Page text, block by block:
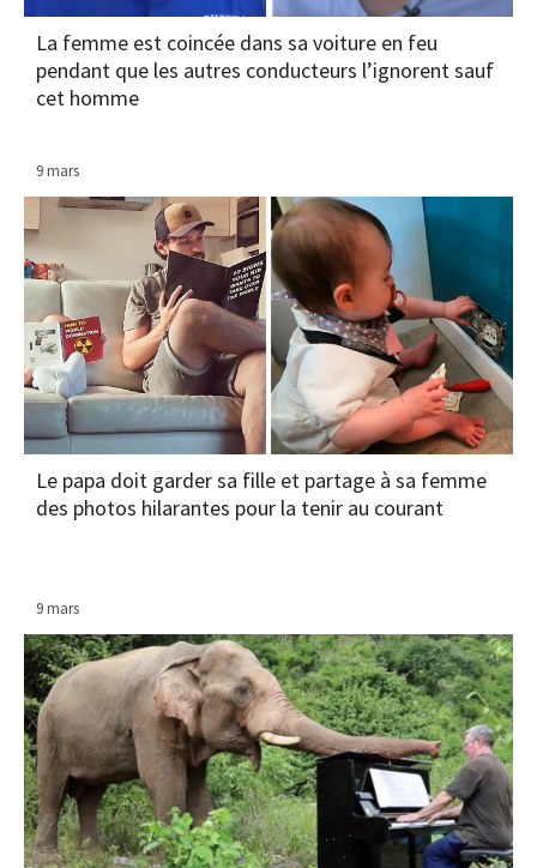
La femme est coincée dans sa voiture en feu
pendant que les autres conducteurs l’ignorent sauf
cet homme
9 mars
Le papa doit garder sa fille et partage à sa femme
des photos hilarantes pour la tenir au courant
9 mars